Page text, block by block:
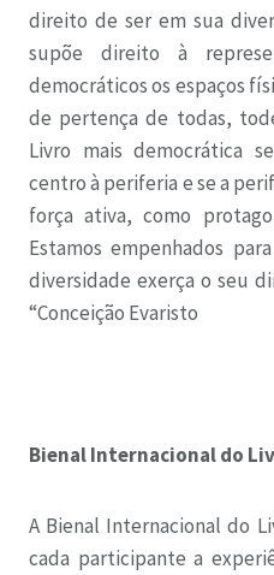
direito de ser em sua
supõe direito à
democráticos os espaços
de pertença de todas,
Livro mais democrática
centro à periferia e se a
força ativa, como
Estamos empenhados
diversidade exerça o seu
“Conceição Evaristo
Bienal Internacional do
A Bienal Internacional do
cada participante a